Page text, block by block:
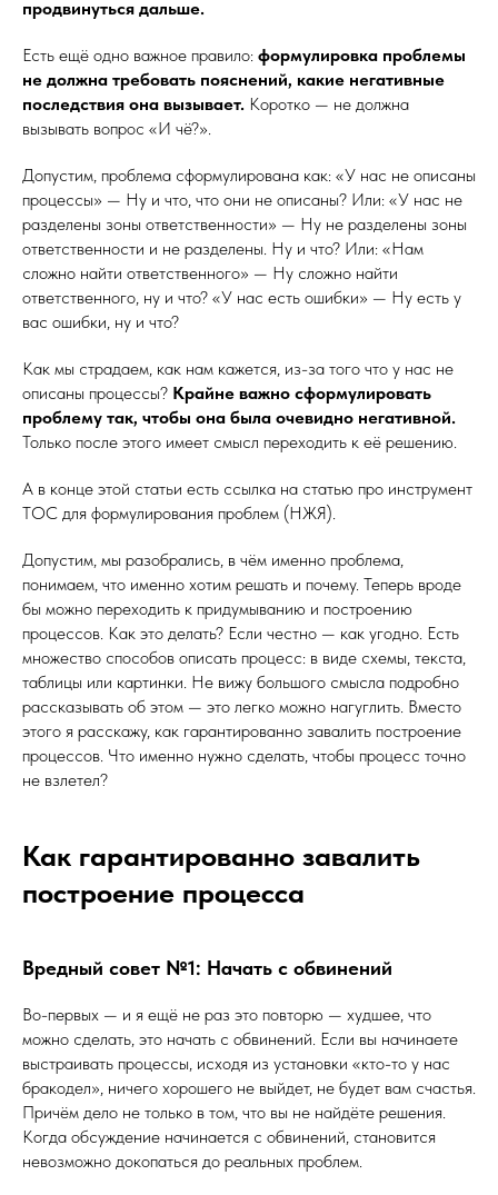
продвинуться дальше.
Есть ещё одно важное правило: формулировка проблемы
не должна требовать пояснений, какие негативные
последствия она вызывает. Коротко — не должна
вызывать вопрос «И чё?».
Допустим, проблема сформулирована как: «У нас не описаны
процессы» — Ну и что, что они не описаны? Или: «У нас не
разделены зоны ответственности» — Ну не разделены зоны
ответственности и не разделены. Ну и что? Или: «Нам
сложно найти ответственного» — Ну сложно найти
ответственного, ну и что? «У нас есть ошибки» — Ну есть у
вас ошибки, ну и что?
Как мы страдаем, как нам кажется, из-за того что у нас не
описаны процессы? Крайне важно сформулировать
проблему так, чтобы она была очевидно негативной.
Только после этого имеет смысл переходить к её решению.
А в конце этой статьи есть ссылка на статью про инструмент
ТОС для формулирования проблем (НЖЯ).
Допустим, мы разобрались, в чём именно проблема,
понимаем, что именно хотим решать и почему. Теперь вроде
бы можно переходить к придумыванию и построению
процессов. Как это делать? Если честно — как угодно. Есть
множество способов описать процесс: в виде схемы, текста,
таблицы или картинки. Не вижу большого смысла подробно
рассказывать об этом — это легко можно нагуглить. Вместо
этого я расскажу, как гарантированно завалить построение
процессов. Что именно нужно сделать, чтобы процесс точно
не взлетел?
Как гарантированно завалить
построение процесса
Вредный совет №1: Начать с обвинений
Во-первых — и я ещё не раз это повторю — худшее, что
можно сделать, это начать с обвинений. Если вы начинаете
выстраивать процессы, исходя из установки «кто-то у нас
бракодел», ничего хорошего не выйдет, не будет вам счастья.
Причём дело не только в том, что вы не найдёте решения.
Когда обсуждение начинается с обвинений, становится
невозможно докопаться до реальных проблем.